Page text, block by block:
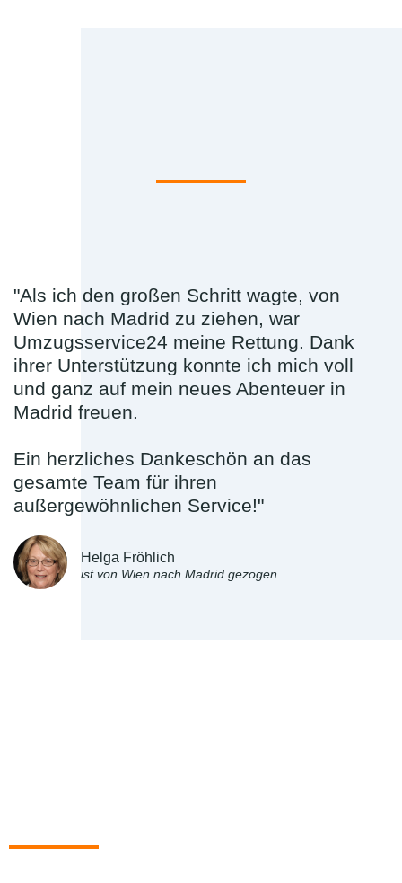
"Als ich den großen Schritt wagte, von
Wien nach Madrid zu ziehen, war
Umzugsservice24 meine Rettung. Dank
ihrer Unterstützung konnte ich mich voll
und ganz auf mein neues Abenteuer in
Madrid freuen.
Ein herzliches Dankeschön an das
gesamte Team für ihren
außergewöhnlichen Service!"
Helga Fröhlich
ist von Wien nach Madrid gezogen.